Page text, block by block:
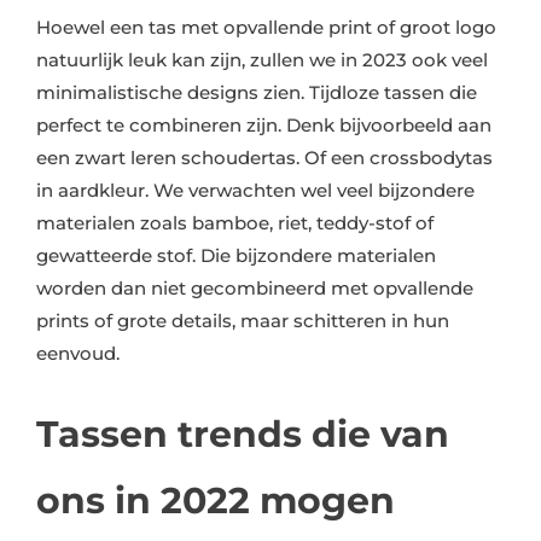
Hoewel een tas met opvallende print of groot logo
natuurlijk leuk kan zijn, zullen we in 2023 ook veel
minimalistische designs zien. Tijdloze tassen die
perfect te combineren zijn. Denk bijvoorbeeld aan
een zwart leren schoudertas. Of een crossbodytas
in aardkleur. We verwachten wel veel bijzondere
materialen zoals bamboe, riet, teddy-stof of
gewatteerde stof. Die bijzondere materialen
worden dan niet gecombineerd met opvallende
prints of grote details, maar schitteren in hun
eenvoud.
Tassen trends die van
ons in 2022 mogen